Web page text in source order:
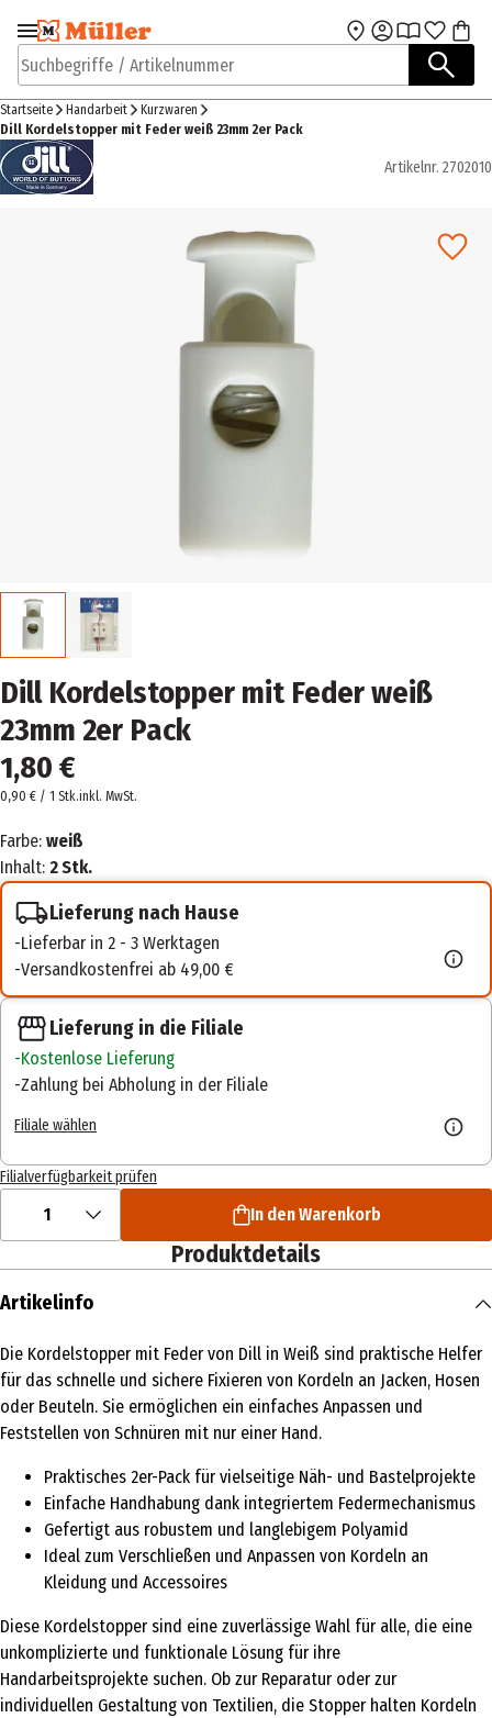
Zur Navigation
springen
Zum Hauptinhalt
Suchbegriffe / Artikelnummer
Startseite Handarbeit
Kurzwaren
Dill Kordelstopper mit Feder weiß 23mm 2er Pack
Artikelnr. 2702010
Dill Kordelstopper mit Feder weiß
23mm 2er Pack
1,80 €
0,90 € / 1 Stk.inkl. MwSt.
Farbe: weiß
Inhalt: 2 Stk.
Lieferung nach Hause
Lieferbar in 2 - 3 Werktagen
Versandkostenfrei ab 49,00 €
Lieferung in die Filiale
Kostenlose Lieferung
Zahlung bei Abholung in der Filiale
Filiale wählen
Filialverfügbarkeit prüfen
1 In den Warenkorb
Produktdetails
Artikelinfo
Die Kordelstopper mit Feder von Dill in Weiß sind praktische Helfer
für das schnelle und sichere Fixieren von Kordeln an Jacken, Hosen
oder Beuteln. Sie ermöglichen ein einfaches Anpassen und
Feststellen von Schnüren mit nur einer Hand.
Praktisches 2er-Pack für vielseitige Näh- und Bastelprojekte
Einfache Handhabung dank integriertem Federmechanismus
Gefertigt aus robustem und langlebigem Polyamid
Ideal zum Verschließen und Anpassen von Kordeln an
Kleidung und Accessoires
Diese Kordelstopper sind eine zuverlässige Wahl für alle, die eine
unkomplizierte und funktionale Lösung für ihre
Handarbeitsprojekte suchen. Ob zur Reparatur oder zur
individuellen Gestaltung von Textilien, die Stopper halten Kordeln